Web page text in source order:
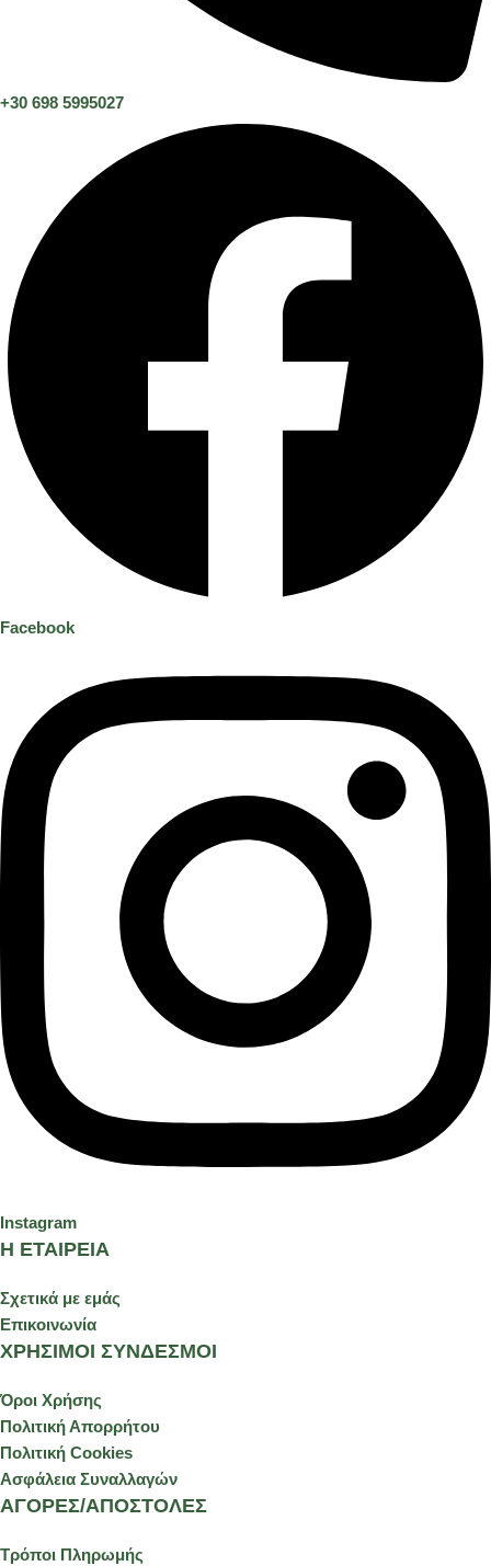
+30 698 5995027
Facebook
Instagram
Η ΕΤΑΙΡΕΙΑ
Σχετικά με εμάς
Επικοινωνία
ΧΡΗΣΙΜΟΙ ΣΥΝΔΕΣΜΟΙ
Όροι Χρήσης
Πολιτική Απορρήτου
Πολιτική Cookies
Ασφάλεια Συναλλαγών
ΑΓΟΡΕΣ/ΑΠΟΣΤΟΛΕΣ
Τρόποι Πληρωμής